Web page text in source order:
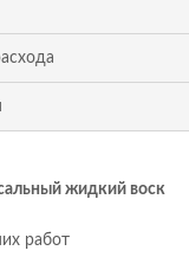
жидкий воск
работ